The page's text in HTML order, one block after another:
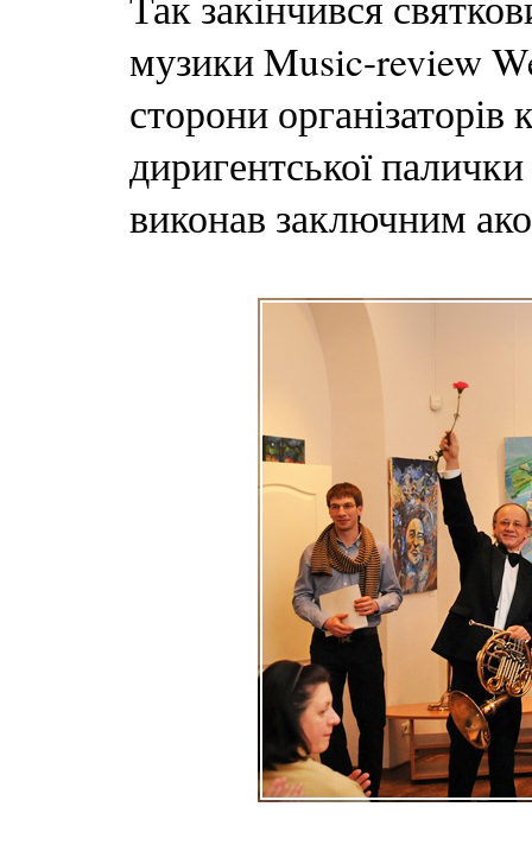
музики Music-review
сторони
диригентської
виконав заключним